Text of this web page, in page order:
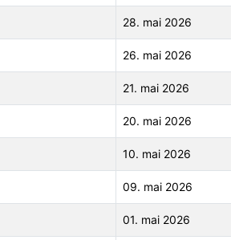
28. mai 2026
26. mai 2026
21. mai 2026
20. mai 2026
10. mai 2026
09. mai 2026
01. mai 2026